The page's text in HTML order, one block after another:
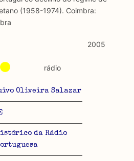
publicações mais relevantes
que aqui se encontram
de expressão. Trata-se de
dado que é
de fala.
: são combinadas ambas
empírica
(1958-1974). Coimbra:
2005
Oliveira Salazar
da Rádio
rádio